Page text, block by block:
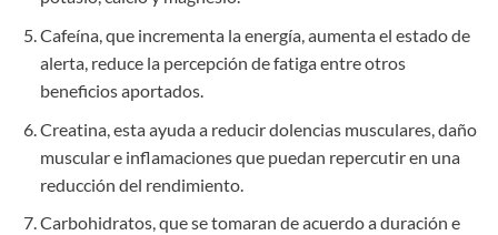
Cafeína, que incrementa la energía, aumenta el estado de
alerta, reduce la percepción de fatiga entre otros
beneficios aportados.
Creatina, esta ayuda a reducir dolencias musculares, daño
muscular e inflamaciones que puedan repercutir en una
reducción del rendimiento.
Carbohidratos, que se tomaran de acuerdo a duración e